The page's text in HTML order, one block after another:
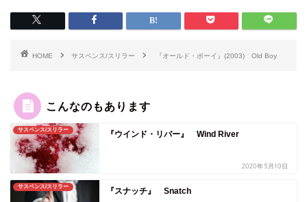
HOME サスペンス/スリラー 『オールド・ボーイ』(2003) Old Boy
こんなのもあります
サスペンス/スリラー 『ウインド・リバー』 Wind River
2020年5月10日
サスペンス/スリラー 『スナッチ』 Snatch